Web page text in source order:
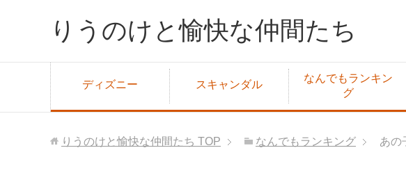
りうのけと愉快な仲間たち
ディズニー スキャンダル
なんでもランキン
グ
りうのけと愉快な仲間たち TOP なんでもランキング あの